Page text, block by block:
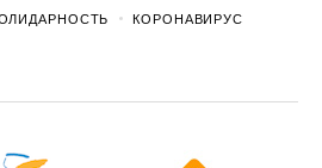
КОРОНАВИРУС